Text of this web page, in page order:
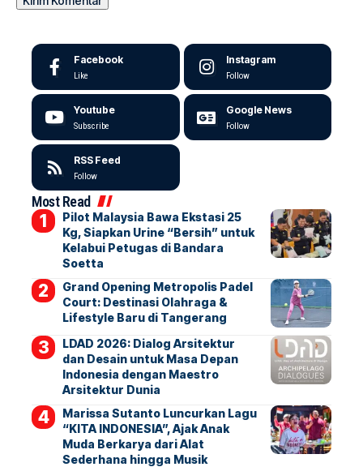
Facebook
Like
Instagram
Follow
Youtube
Subscribe
Google News
Follow
RSS Feed
Follow
Most Read
Pilot Malaysia Bawa Ekstasi 25
Kg, Siapkan Urine “Bersih” untuk
Kelabui Petugas di Bandara
Soetta
Grand Opening Metropolis Padel
Court: Destinasi Olahraga &
Lifestyle Baru di Tangerang
LDAD 2026: Dialog Arsitektur
dan Desain untuk Masa Depan
Indonesia dengan Maestro
Arsitektur Dunia
Marissa Sutanto Luncurkan Lagu
“KITA INDONESIA”, Ajak Anak
Muda Berkarya dari Alat
Sederhana hingga Musik